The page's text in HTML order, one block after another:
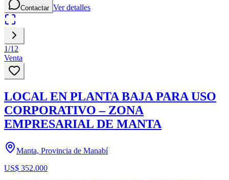
Contactar Ver detalles
1/12
Venta
LOCAL EN PLANTA BAJA PARA USO
CORPORATIVO – ZONA
EMPRESARIAL DE MANTA
Manta, Provincia de Manabí
US$ 352.000